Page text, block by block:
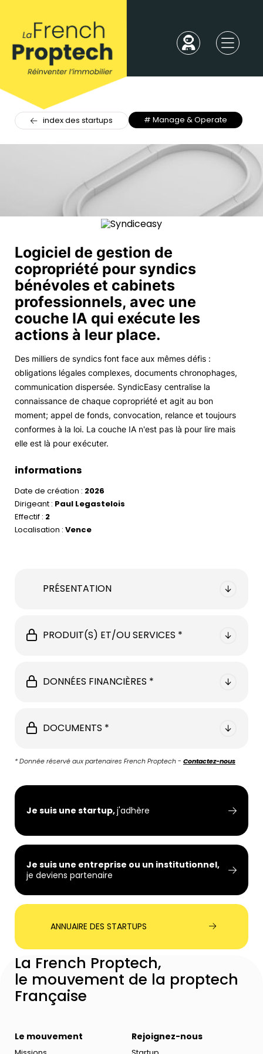
index des startups # Manage & Operate
Logiciel de gestion de
copropriété pour syndics
bénévoles et cabinets
professionnels, avec une
couche IA qui exécute les
actions à leur place.
Des milliers de syndics font face aux mêmes défis :
obligations légales complexes, documents chronophages,
communication dispersée. SyndicEasy centralise la
connaissance de chaque copropriété et agit au bon
moment; appel de fonds, convocation, relance et toujours
conformes à la loi. La couche IA n'est pas là pour lire mais
elle est là pour exécuter.
informations
Date de création : 2026
Dirigeant : Paul Legastelois
Effectif : 2
Localisation : Vence
PRÉSENTATION
PRODUIT(S) ET/OU SERVICES *
DONNÉES FINANCIÈRES *
DOCUMENTS *
* Donnée réservé aux partenaires French Proptech - Contactez-nous
Je suis une startup,j'adhère
Je suis une entreprise ou un institutionnel,
je deviens partenaire
ANNUAIRE DES STARTUPS
La French Proptech,
le mouvement de la proptech
Française
Le mouvement Rejoignez-nous